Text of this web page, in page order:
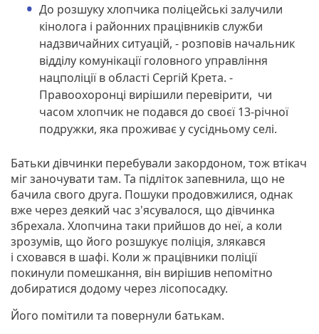
До розшуку хлопчика поліцейські залучили
кінолога і районних працівників служби
надзвичайних ситуацій, - розповів начальник
відділу комунікації головного управління
нацполіції в області Сергій Крета. -
Правоохоронці вирішили перевірити, чи
часом хлопчик не подався до своєї 13-річної
подружки, яка проживає у сусідньому селі.
Батьки дівчинки перебували закордоном, тож втікач
міг заночувати там. Та підліток запевнила, що не
бачила свого друга. Пошуки продовжилися, однак
вже через деякий час з'ясувалося, що дівчинка
збрехала. Хлопчина таки прийшов до неї, а коли
зрозумів, що його розшукує поліція, злякався
і сховався в шафі. Коли ж працівники поліції
покинули помешкання, він вирішив непомітно
добиратися додому через лісопосадку.
Його помітили та повернули батькам.